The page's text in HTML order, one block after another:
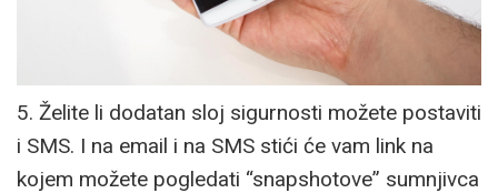
5. Želite li dodatan sloj sigurnosti možete postaviti
i SMS. I na email i na SMS stići će vam link na
kojem možete pogledati “snapshotove” sumnjivca